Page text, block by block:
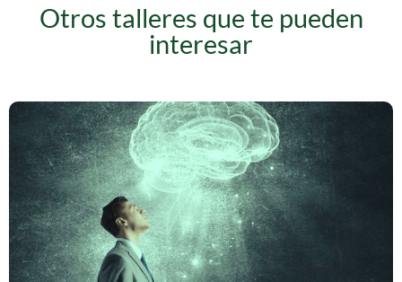
Otros talleres que te pueden
interesar